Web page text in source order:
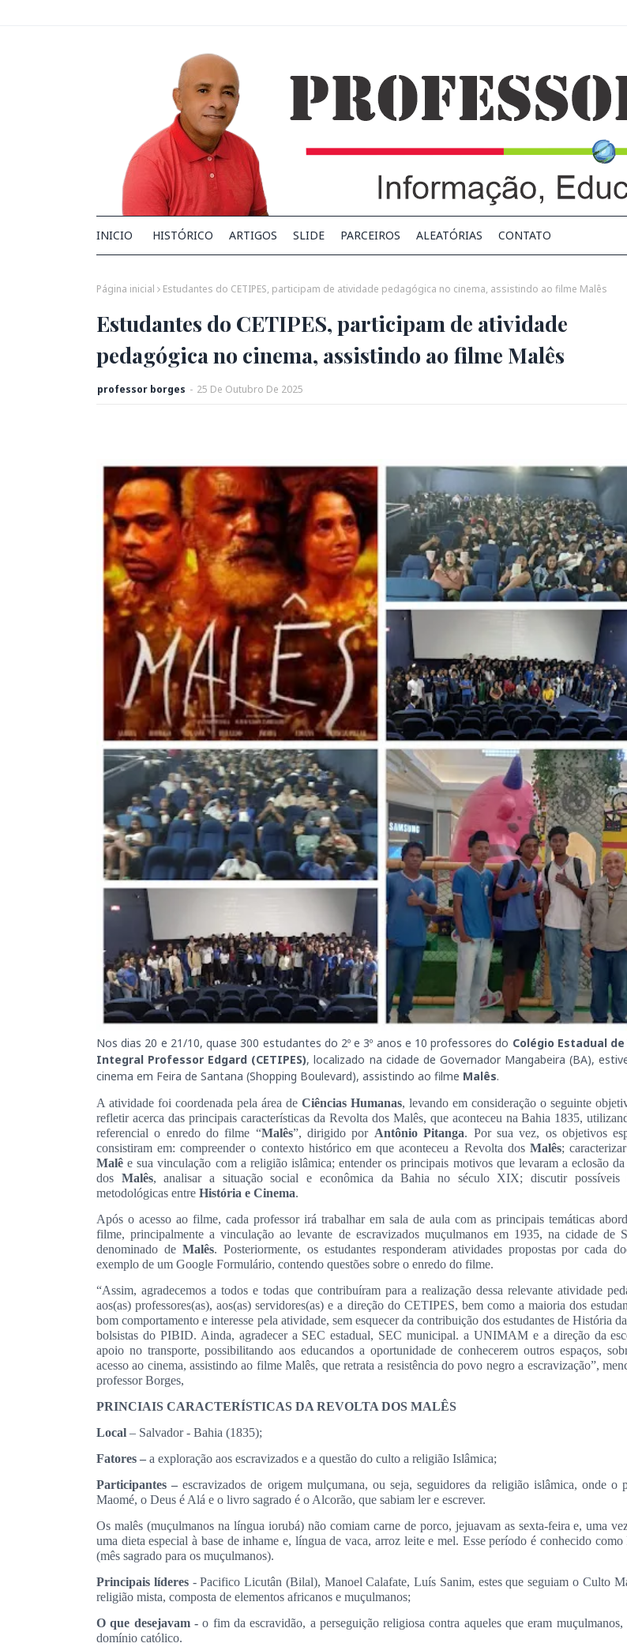
INICIO HISTÓRICO ARTIGOS SLIDE PARCEIROS ALEATÓRIAS CONTATO
Página inicial Estudantes do CETIPES, participam de atividade pedagógica no cinema, assistindo ao filme Malês
Estudantes do CETIPES, participam de atividade
pedagógica no cinema, assistindo ao filme Malês
professor borges - 25 De Outubro De 2025
Nos dias 20 e 21/10, quase 300 estudantes do 2º e 3º anos e 10 professores do Colégio Estadual
Integral Professor Edgard (CETIPES), localizado na cidade de Governador Mangabeira (BA),
cinema em Feira de Santana (Shopping Boulevard), assistindo ao filme Malês.
A atividade foi coordenada pela área deCiências Humanas, levando em consideração o seguinte
refletir acerca das principais características da Revolta dos Malês, que aconteceu na Bahia 1835,
referencial o enredo do filme “Malês”, dirigido por Antônio Pitanga. Por sua vez, os objetivos
consistiram em: compreender o contexto histórico em que aconteceu a Revolta dos Malês;
Malê e sua vinculação com a religião islâmica; entender os principais motivos que levaram a eclosão
dos Malês, analisar a situação social e econômica da Bahia no século XIX; discutir possíveis
metodológicas entre História e Cinema.
Após o acesso ao filme, cada professor irá trabalhar em sala de aula com as principais temáticas
filme, principalmente a vinculação ao levante de escravizados muçulmanos em 1935, na cidade de
denominado de Malês. Posteriormente, os estudantes responderam atividades propostas por cada
exemplo de um Google Formulário, contendo questões sobre o enredo do filme.
“Assim, agradecemos a todos e todas que contribuíram para a realização dessa relevante atividade
aos(as) professores(as), aos(as) servidores(as) e a direção do CETIPES, bem como a maioria dos
bom comportamento e interesse pela atividade, sem esquecer da contribuição dos estudantes de História
bolsistas do PIBID. Ainda, agradecer a SEC estadual, SEC municipal. a UNIMAM e a direção da
apoio no transporte, possibilitando aos educandos a oportunidade de conhecerem outros espaços,
acesso ao cinema, assistindo ao filme Malês, que retrata a resistência do povo negro a escravização”,
professor Borges,
PRINCIAIS CARACTERÍSTICAS DA REVOLTA DOS MALÊS
Local – Salvador - Bahia (1835);
Fatores – a exploração aos escravizados e a questão do culto a religião Islâmica;
Participantes – escravizados de origem mulçumana, ou seja, seguidores da religião islâmica, onde o
Maomé, o Deus é Alá e o livro sagrado é o Alcorão, que sabiam ler e escrever.
Os malês (muçulmanos na língua iorubá) não comiam carne de porco, jejuavam as sexta-feira e, uma
uma dieta especial à base de inhame e, língua de vaca, arroz leite e mel. Esse período é conhecido como
(mês sagrado para os muçulmanos).
Principais líderes- Pacifico Licutân (Bilal), Manoel Calafate, Luís Sanim, estes que seguiam o Culto
religião mista, composta de elementos africanos e muçulmanos;
O que desejavam -o fim da escravidão, a perseguição religiosa contra aqueles que eram muçulmanos,
domínio católico.